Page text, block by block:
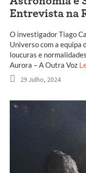
Entrevista na
O investigador Tiago
Universo com a equipa
loucuras e
Aurora – A Outra Voz
29 Julho, 2024